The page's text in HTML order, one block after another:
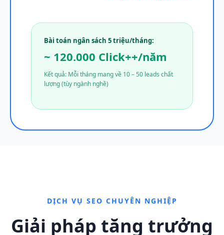
Bài toán ngân sách 5 triệu/tháng:
~ 120.000 Click++/năm
Kết quả: Mỗi tháng mang về 10 – 50 leads chất
lượng (tùy ngành nghề)
DỊCH VỤ SEO CHUYÊN NGHIỆP
Giải pháp tăng trưởng